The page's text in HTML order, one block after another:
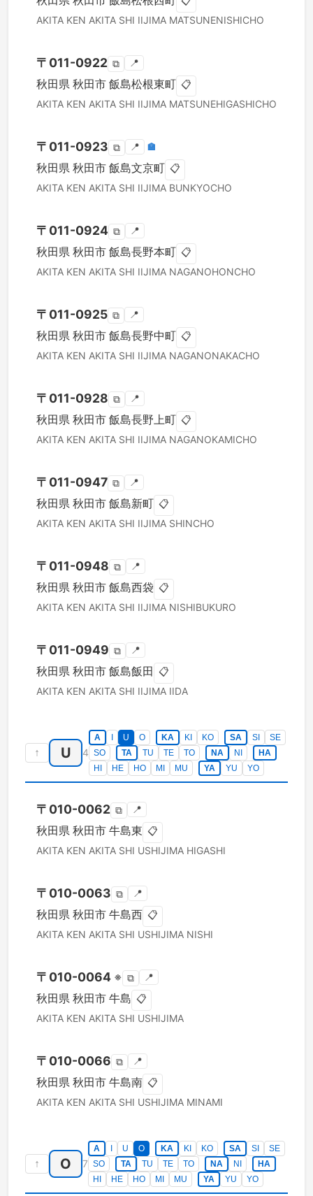
AKITA KEN AKITA SHI IIJIMA MATSUNENISHICHO
〒 011-0922 ⧉ 📍
秋田県 秋田市 飯島松根東町 📋
AKITA KEN AKITA SHI IIJIMA MATSUNEHIGASHICHO
〒 011-0923 ⧉ 📍 🏣
秋田県 秋田市 飯島文京町 📋
AKITA KEN AKITA SHI IIJIMA BUNKYOCHO
〒 011-0924 ⧉ 📍
秋田県 秋田市 飯島長野本町 📋
AKITA KEN AKITA SHI IIJIMA NAGANOHONCHO
〒 011-0925 ⧉ 📍
秋田県 秋田市 飯島長野中町 📋
AKITA KEN AKITA SHI IIJIMA NAGANONAKACHO
〒 011-0928 ⧉ 📍
秋田県 秋田市 飯島長野上町 📋
AKITA KEN AKITA SHI IIJIMA NAGANOKAMICHO
〒 011-0947 ⧉ 📍
秋田県 秋田市 飯島新町 📋
AKITA KEN AKITA SHI IIJIMA SHINCHO
〒 011-0948 ⧉ 📍
秋田県 秋田市 飯島西袋 📋
AKITA KEN AKITA SHI IIJIMA NISHIBUKURO
〒 011-0949 ⧉ 📍
秋田県 秋田市 飯島飯田 📋
AKITA KEN AKITA SHI IIJIMA IIDA
↑ U 4
A U O KA KI KO SA SI
SE
SO
TA TU TE TO NA NI
HA
HI
HE HO MI MU YA YU YO
〒 010-0062 ⧉ 📍
秋田県 秋田市 牛島東 📋
AKITA KEN AKITA SHI USHIJIMA HIGASHI
〒 010-0063 ⧉ 📍
秋田県 秋田市 牛島西 📋
AKITA KEN AKITA SHI USHIJIMA NISHI
〒 010-0064 ※ ⧉ 📍
秋田県 秋田市 牛島 📋
AKITA KEN AKITA SHI USHIJIMA
〒 010-0066 ⧉ 📍
秋田県 秋田市 牛島南 📋
AKITA KEN AKITA SHI USHIJIMA MINAMI
↑ O 7
A U O KA KI KO SA SI
SE
SO
TA TU TE TO NA NI
HA
HI
HE HO MI MU YA YU YO